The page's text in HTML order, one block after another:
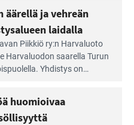
äärellä ja vehreän
laidalla
Piikkiö ry:n Harvaluoto
Harvaluodon saarella Turun
Yhdistys on
huomioivaa